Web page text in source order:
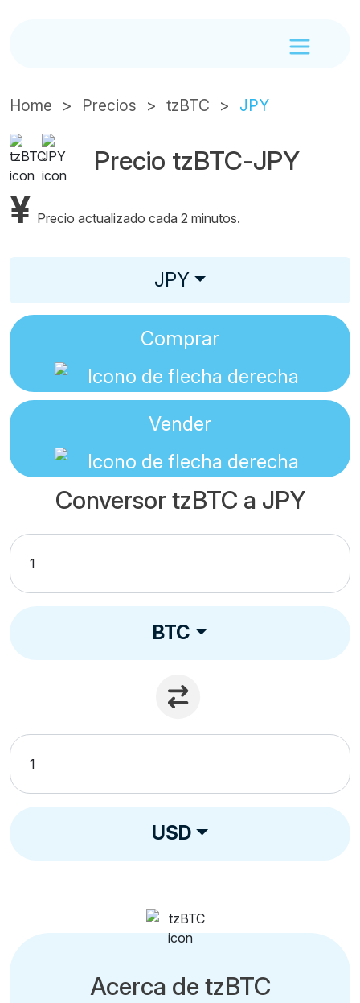
Home Precios tzBTC JPY
Precio tzBTC-JPY
¥ Precio actualizado cada 2 minutos.
JPY
Comprar
Vender
Conversor tzBTC a JPY
BTC
USD
Acerca de tzBTC